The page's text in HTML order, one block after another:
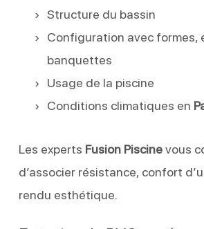
Structure du bassin
Configuration avec formes,
banquettes
Usage de la piscine
Conditions climatiques en
Les experts Fusion Piscinevous
d’associer résistance, confort
rendu esthétique.